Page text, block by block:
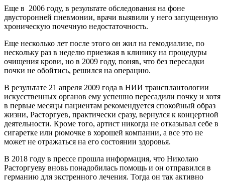
Еще в 2006 году, в результате обследования на фоне
двусторонней пневмонии, врачи выявили у него запущенную
хроническую почечную недостаточность.
Еще несколько лет после этого он жил на гемодиализе, по
нескольку раз в неделю приезжая в клинику на процедуры
очищения крови, но в 2009 году, поняв, что без пересадки
почки не обойтись, решился на операцию.
В результате 21 апреля 2009 года в НИИ трансплантологии
искусственных органов ему успешно пересадили почку и хотя
в первые месяцы пациентам рекомендуется спокойный образ
жизни, Расторгуев, практически сразу, вернулся к концертной
деятельности. Кроме того, артист никогда не отказывал себе в
сигаретке или рюмочке в хорошей компании, а все это не
может не отражаться на его состоянии здоровья.
В 2018 году в прессе прошла информация, что Николаю
Расторгуеву вновь понадобилась помощь и он отправился в
германию для экстренного лечения. Тогда он так активно